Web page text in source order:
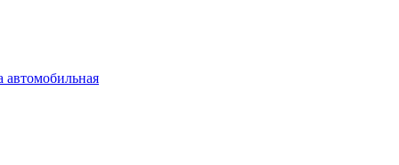
автомобильная